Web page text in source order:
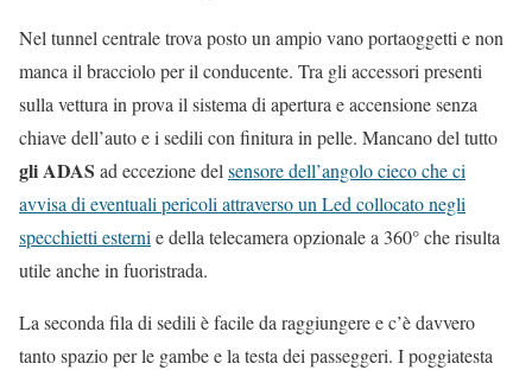
Nel tunnel centrale trova posto un ampio vano portaoggetti e non
manca il bracciolo per il conducente. Tra gli accessori presenti
sulla vettura in prova il sistema di apertura e accensione senza
chiave dell’auto e i sedili con finitura in pelle. Mancano del tutto
gli ADAS ad eccezione delsensore dell’angolo cieco che ci
avvisa di eventuali pericoli attraverso un Led collocato negli
specchietti esternie della telecamera opzionale a 360° che risulta
utile anche in fuoristrada.
La seconda fila di sedili è facile da raggiungere e c’è davvero
tanto spazio per le gambe e la testa dei passeggeri. I poggiatesta